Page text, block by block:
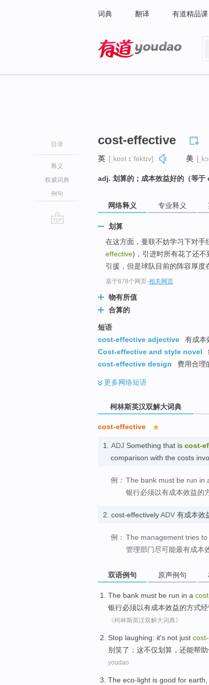
词典 翻译 有道精品课
目录
释义
权威词典
例句
cost-effective
英 [ˌkɒst ɪˈfektɪv] 美
adj. 划算的；成本效益好的（等于
网络释义 专业释义
划算
在这方面，曼联不妨学习下对手
effective)，引进时所有花了还
引援，但是球队目前的阵容厚度
基于878个网页-相关网页
物有所值
合算的
短语
cost-effective adjective
有成本
Cost-effective and style novel
cost-effective design
费用合理
更多网络短语
柯林斯英汉双解大词典
cost-effective
1. ADJ Something that is cost-
comparison with the costs
例： The bank must be run in
银行必须以有成本效益的
2. cost-effectivelyADV 有成本效
例： The management tries
管理部门尽可能最有成本
双语例句 原声例句
The bank must be run in a
银行必须以有成本效益的方式
《柯林斯英汉双解大词典》
Stop laughing: it's not just
别笑了 ： 这不仅划算 ， 还能帮助
youdao
The eco-light is good for earth